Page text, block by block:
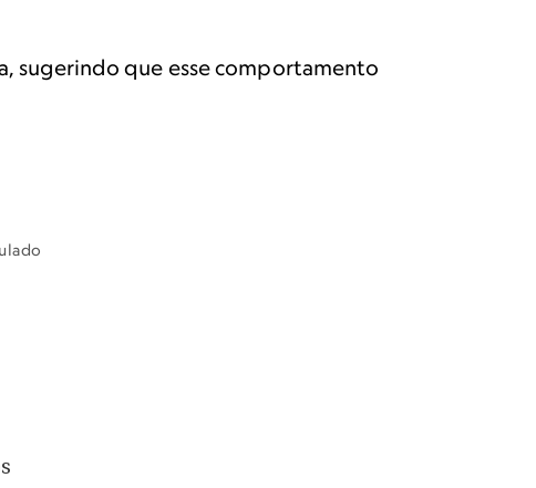
sugerindo que esse comportamento